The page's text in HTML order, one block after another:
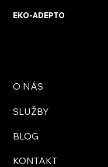
EKO-ADEPTO
O NÁS
SLUŽBY
BLOG
KONTAKT